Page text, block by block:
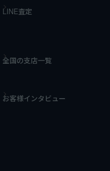
LINE査定
全国の支店一覧
お客様インタビュー